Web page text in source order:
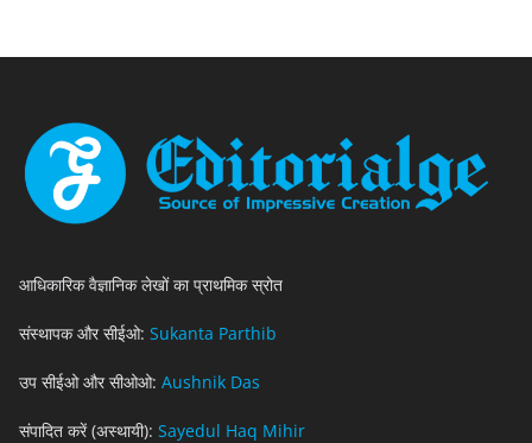
आधिकारिक वैज्ञानिक लेखों का प्राथमिक स्रोत
संस्थापक और सीईओ: Sukanta Parthib
उप सीईओ और सीओओ: Aushnik Das
संपादित करें (अस्थायी): Sayedul Haq Mihir